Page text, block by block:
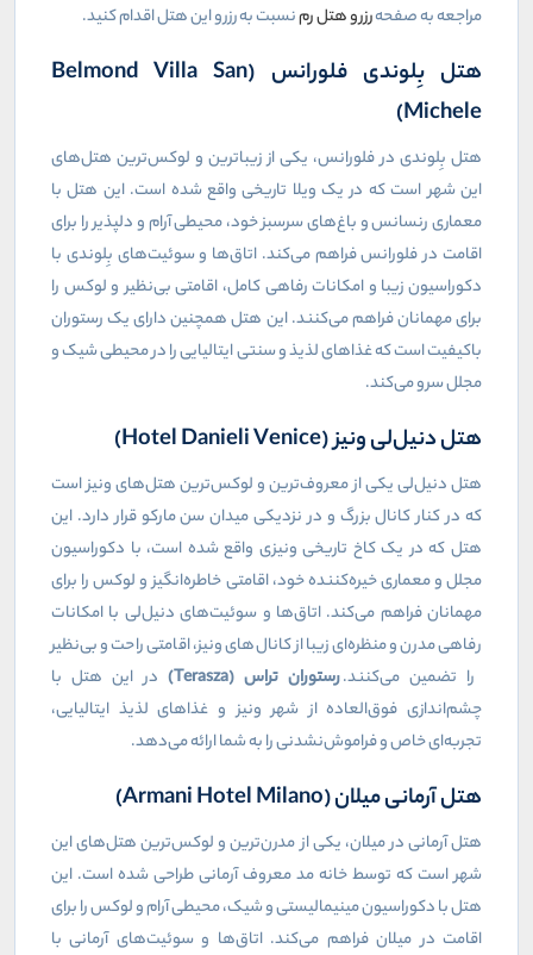
مراجعه به صفحهرزرو هتل رمنسبت به رزرو این هتل اقدام کنید.
هتل بِلوندی فلورانس (Belmond Villa San
Michele)
هتل بِلوندی در فلورانس، یکی از زیباترین و لوکس‌ترین هتل‌های
این شهر است که در یک ویلا تاریخی واقع شده است. این هتل با
معماری رنسانس و باغ‌های سرسبز خود، محیطی آرام و دلپذیر را برای
اقامت در فلورانس فراهم می‌کند. اتاق‌ها و سوئیت‌های بِلوندی با
دکوراسیون زیبا و امکانات رفاهی کامل، اقامتی بی‌نظیر و لوکس را
برای مهمانان فراهم می‌کنند. این هتل همچنین دارای یک رستوران
باکیفیت است که غذاهای لذیذ و سنتی ایتالیایی را در محیطی شیک و
مجلل سرو می‌کند.
هتل دنیل‌لی ونیز (Hotel Danieli Venice)
هتل دنیل‌لی یکی از معروف‌ترین و لوکس‌ترین هتل‌های ونیز است
که در کنار کانال بزرگ و در نزدیکی میدان سن مارکو قرار دارد. این
هتل که در یک کاخ تاریخی ونیزی واقع شده است، با دکوراسیون
مجلل و معماری خیره‌کننده خود، اقامتی خاطره‌انگیز و لوکس را برای
مهمانان فراهم می‌کند. اتاق‌ها و سوئیت‌های دنیل‌لی با امکانات
رفاهی مدرن و منظره‌ای زیبا از کانال‌های ونیز، اقامتی راحت و بی‌نظیر
را تضمین می‌کنند.رستوران تراس (Terasza)
در این هتل با
چشم‌اندازی فوق‌العاده از شهر ونیز و غذاهای لذیذ ایتالیایی،
تجربه‌ای خاص و فراموش‌نشدنی را به شما ارائه می‌دهد.
هتل آرمانی میلان (Armani Hotel Milano)
هتل آرمانی در میلان، یکی از مدرن‌ترین و لوکس‌ترین هتل‌های این
شهر است که توسط خانه مد معروف آرمانی طراحی شده است. این
هتل با دکوراسیون مینیمالیستی و شیک، محیطی آرام و لوکس را برای
اقامت در میلان فراهم می‌کند. اتاق‌ها و سوئیت‌های آرمانی با